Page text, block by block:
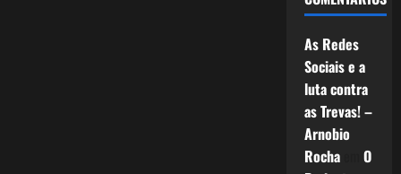
As Redes
Sociais e a
luta contra
as Trevas! –
Arnobio
Rochaem O